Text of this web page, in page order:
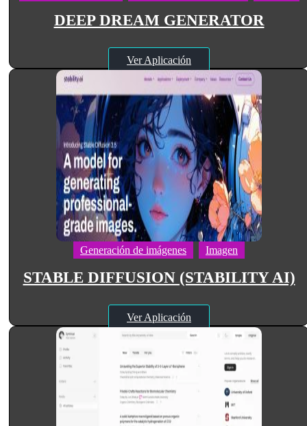
DEEP DREAM GENERATOR
Ver Aplicación
Generación de imágenes Imagen
STABLE DIFFUSION (STABILITY AI)
Ver Aplicación